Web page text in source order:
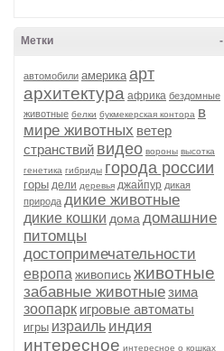
-
Метки
автомобили америка арт
архитектура африка бездомные
животные белки букмекерская контора в
мире животных ветер
странствий видео вороны высотка
генетика гибриды города россии
горы дели деревья джайпур дикая
природа дикие животные
дикие кошки дома домашние
питомцы
достопримечательности
европа живописьживотные
забавные животныезима
зоопарк игровые автоматы
игры израиль индия
интересное интересное о кошках